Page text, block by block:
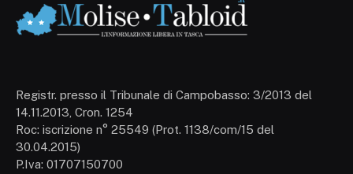
Registr. presso il Tribunale di Campobasso: 3/2013 del
14.11.2013, Cron. 1254
Roc: iscrizione n° 25549 (Prot. 1138/com/15 del
30.04.2015)
P.Iva: 01707150700